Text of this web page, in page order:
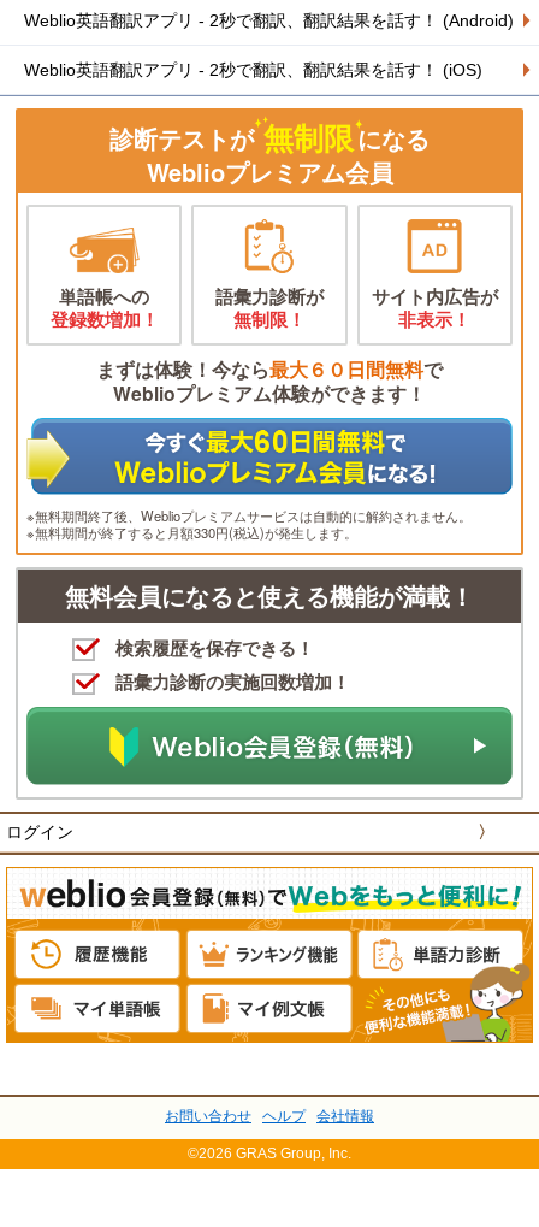
Weblio英語翻訳アプリ - 2秒で翻訳、翻訳結果を話す！ (Android)
Weblio英語翻訳アプリ - 2秒で翻訳、翻訳結果を話す！ (iOS)
診断テストが 無制限になる
Weblioプレミアム会員
単語帳への
登録数増加！
語彙力診断が
無制限！
サイト内広告が
非表示！
まずは体験！今なら最大６０日間無料で
Weblioプレミアム体験ができます！
※無料期間終了後、Weblioプレミアムサービスは自動的に解約されません。
※無料期間が終了すると月額330円(税込)が発生します。
無料会員になると使える機能が満載！
検索履歴を保存できる！
語彙力診断の実施回数増加！
ログイン 〉
お問い合わせ ヘルプ 会社情報
©2026 GRAS Group, Inc.